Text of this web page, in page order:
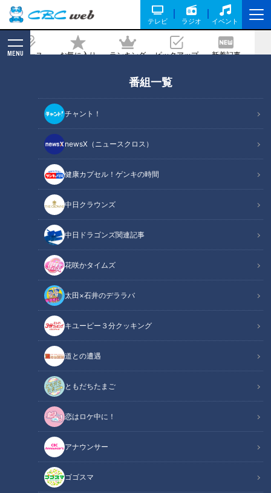
テレビ ラジオ イベント
ニュース お気に入り ランキング ピックアップ 新着記事
MENU
番組一覧
チャント！
newsX（ニュースクロス）
健康カプセル！ゲンキの時間
中日クラウンズ
中日ドラゴンズ関連記事
花咲かタイムズ
太田×石井のデララバ
キユーピー３分クッキング
道との遭遇
ともだちたまご
恋はロケ中に！
アナウンサー
ゴゴスマ
そして推奨するドラゴンズ二軍六人衆！
記事に戻る
「サンデードラゴンズ」より岡林勇希選手(C)CBCテレビ
この記事の画像